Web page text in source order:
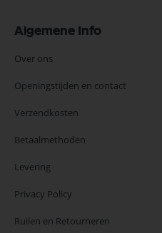
Algemene Info
Over ons
Openingstijden en contact
Verzendkosten
Betaalmethoden
Levering
Privacy Policy
Ruilen en Retourneren